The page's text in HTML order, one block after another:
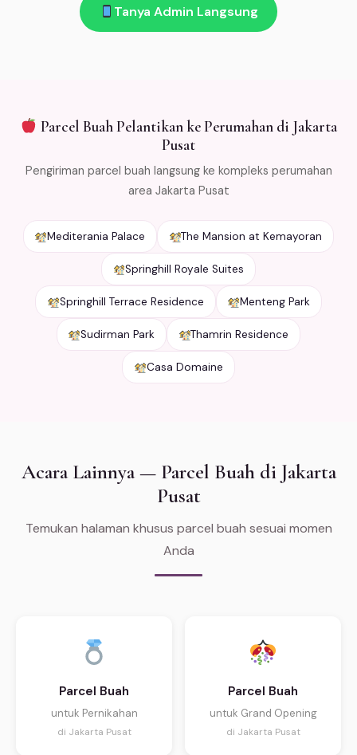
kirim → refund penuh. Kami kemas bunga dengan cold
Tanya Admin Langsung
Parcel Buah Pelantikan ke Perumahan di Jakarta
Pusat
Pengiriman parcel buah langsung ke kompleks perumahan
area Jakarta Pusat
Mediterania Palace The Mansion at Kemayoran
Springhill Royale Suites
Springhill Terrace Residence Menteng Park
Sudirman Park Thamrin Residence
Casa Domaine
Acara Lainnya — Parcel Buah di Jakarta
Pusat
Temukan halaman khusus parcel buah sesuai momen
Anda
Parcel Buah
untuk Pernikahan
di Jakarta Pusat
Parcel Buah
untuk Grand Opening
di Jakarta Pusat